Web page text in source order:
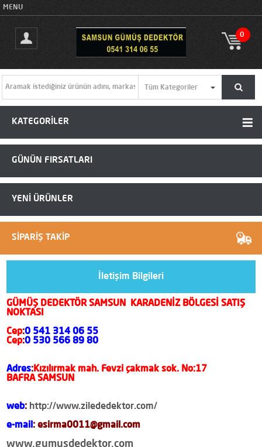
MENU
0
KATEGORİLER
GÜNÜN FIRSATLARI
YENİ ÜRÜNLER
SİPARİŞ TAKİP
İletişim Bilgileri
GÜMÜŞ DEDEKTÖR SAMSUN KARADENİZ BÖLGESİ SATIŞ
NOKTASI
Cep:0 541 314 06 55
Cep:0 530 566 89 80
Adres:Kızılırmak mah. Fevzi çakmak sok. No:17
BAFRA SAMSUN
web: http://www.zilededektor.com/
e-mail: esirma0011@gmail.com
www.gumusdedektor.com